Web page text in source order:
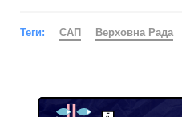
Теги: САП Верховна Рада